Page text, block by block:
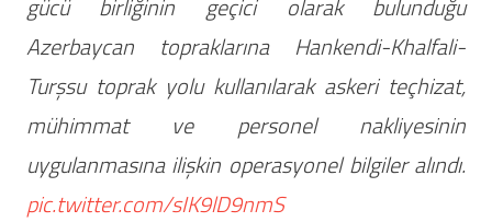
gücü birliğinin geçici olarak bulunduğu
Azerbaycan topraklarına Hankendi-Khalfali-
Turşsu toprak yolu kullanılarak askeri teçhizat,
mühimmat ve personel nakliyesinin
uygulanmasına ilişkin operasyonel bilgiler alındı.
pic.twitter.com/sIK9lD9nmS